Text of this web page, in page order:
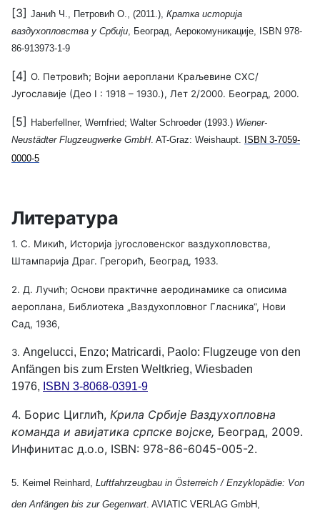
[3] Јанић Ч., Петровић О., (2011.), Кратка историја
ваздухопловства у Србији, Београд, Аерокомуникације, ISBN 978-
86-913973-1-9
[4] О. Петровић; Војни аероплани Краљевине СХС/
Југославије (Део I : 1918 – 1930.), Лет 2/2000. Београд, 2000.
[5] Haberfellner, Wernfried; Walter Schroeder (1993.) Wiener-
Neustädter Flugzeugwerke GmbH. AT-Graz: Weishaupt. ISBN 3-7059-
0000-5
Литература
1. С. Микић, Историја југословенског ваздухопловства,
Штампарија Драг. Грегорић, Београд, 1933.
2. Д. Лучић; Основи практичне аеродинамике са описима
аероплана, Библиотека „Ваздухопловног Гласника“, Нови
Сад, 1936,
3. Angelucci, Enzo; Matricardi, Paolo: Flugzeuge von den
Anfängen bis zum Ersten Weltkrieg, Wiesbaden
1976, ISBN 3-8068-0391-9
4. Борис Циглић, Крила Србије Ваздухопловна
команда и авијатика српске војске, Београд, 2009.
Инфинитас д.о.о, ISBN: 978-86-6045-005-2.
5. Keimel Reinhard, Luftfahrzeugbau in Österreich / Enzyklopädie: Von
den Anfängen bis zur Gegenwart. AVIATIC VERLAG GmbH,